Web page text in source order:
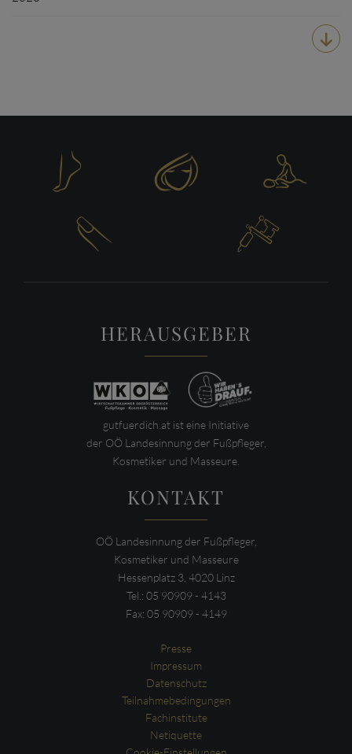

 



HERAUSGEBER
gutfuerdich.at ist eine Initiative
der OÖ Landesinnung der Fußpfleger,
Kosmetiker und Masseure.
KONTAKT
OÖ Landesinnung der Fußpfleger,
Kosmetiker und Masseure
Hessenplatz 3, 4020 Linz
Tel.: 05 90909 - 4143
Fax: 05 90909 - 4149
Presse
Impressum
Datenschutz
Teilnahmebedingungen
Fachinstitute
Netiquette